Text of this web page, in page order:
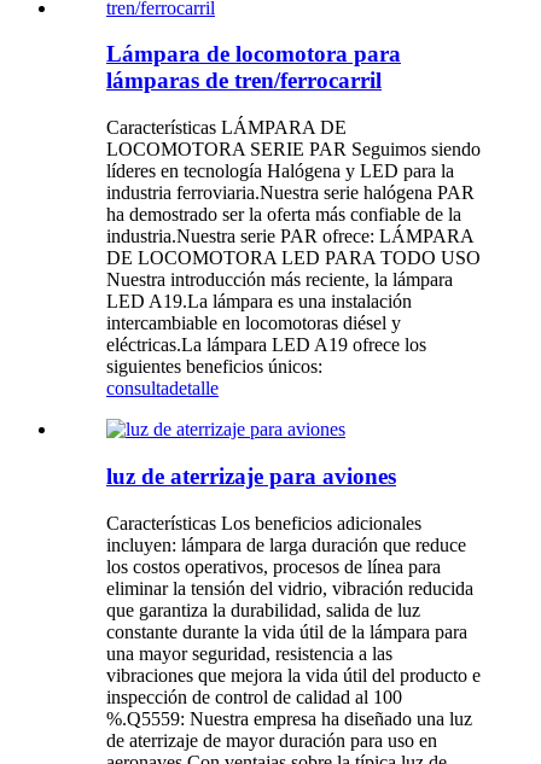
Lámpara de locomotora para
lámparas de tren/ferrocarril
Características LÁMPARA DE
LOCOMOTORA SERIE PAR Seguimos siendo
líderes en tecnología Halógena y LED para la
industria ferroviaria.Nuestra serie halógena PAR
ha demostrado ser la oferta más confiable de la
industria.Nuestra serie PAR ofrece: LÁMPARA
DE LOCOMOTORA LED PARA TODO USO
Nuestra introducción más reciente, la lámpara
LED A19.La lámpara es una instalación
intercambiable en locomotoras diésel y
eléctricas.La lámpara LED A19 ofrece los
siguientes beneficios únicos:
consultadetalle
luz de aterrizaje para aviones
Características Los beneficios adicionales
incluyen: lámpara de larga duración que reduce
los costos operativos, procesos de línea para
eliminar la tensión del vidrio, vibración reducida
que garantiza la durabilidad, salida de luz
constante durante la vida útil de la lámpara para
una mayor seguridad, resistencia a las
vibraciones que mejora la vida útil del producto e
inspección de control de calidad al 100
%.Q5559: Nuestra empresa ha diseñado una luz
de aterrizaje de mayor duración para uso en